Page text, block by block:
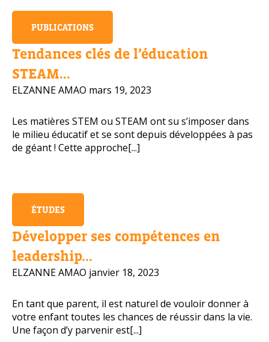
PUBLICATIONS
Tendances clés de l’éducation
STEAM...
ELZANNE AMAO mars 19, 2023
Les matières STEM ou STEAM ont su s’imposer dans
le milieu éducatif et se sont depuis développées à pas
de géant ! Cette approche[...]
ÉTUDES
Développer ses compétences en
leadership...
ELZANNE AMAO janvier 18, 2023
En tant que parent, il est naturel de vouloir donner à
votre enfant toutes les chances de réussir dans la vie.
Une façon d’y parvenir est[...]
OBTENIR PLUS D’INFOS